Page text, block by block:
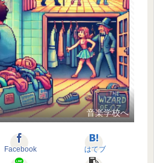
音楽学校へ
Facebook はてブ